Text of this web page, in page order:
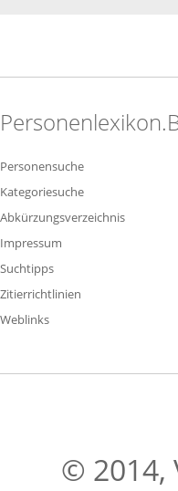
Personensuche
Kategoriesuche
Abkürzungsverzeichnis
Impressum
Suchtipps
Zitierrichtlinien
Weblinks
© 2014,